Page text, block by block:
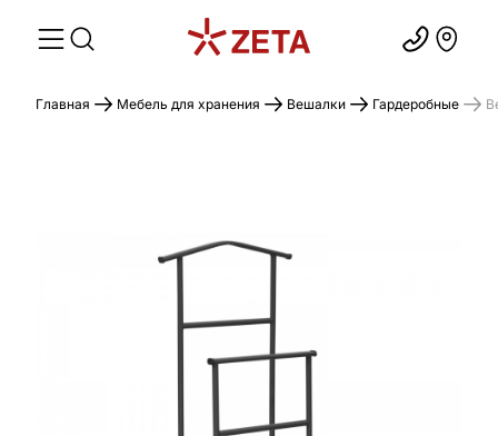
Главная Мебель для хранения Вешалки Гардеробные